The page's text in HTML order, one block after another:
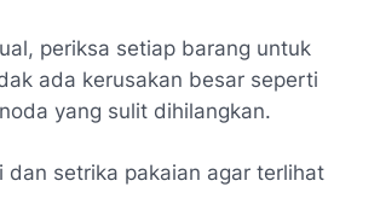
periksa setiap barang untuk
ada kerusakan besar seperti
yang sulit dihilangkan.
dan setrika pakaian agar terlihat